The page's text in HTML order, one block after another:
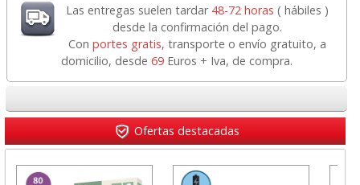
Las entregas suelen tardar 48-72 horas ( hábiles )
desde la confirmación del pago.
Con portes gratis, transporte o envío gratuito, a
domicilio, desde69 Euros + Iva, de compra.
Ofertas destacadas